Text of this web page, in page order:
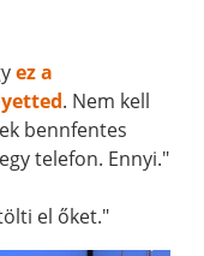
ez a
. Nem kell
bennfentes
telefon. Ennyi."
el őket."